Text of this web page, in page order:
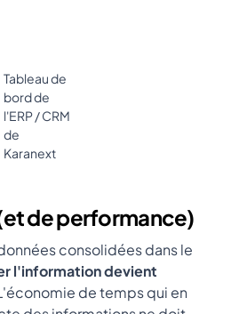
Tableau de
bord de
l'ERP / CRM
de
Karanext
de performance)
consolidées dans le
l'information devient
de temps qui en